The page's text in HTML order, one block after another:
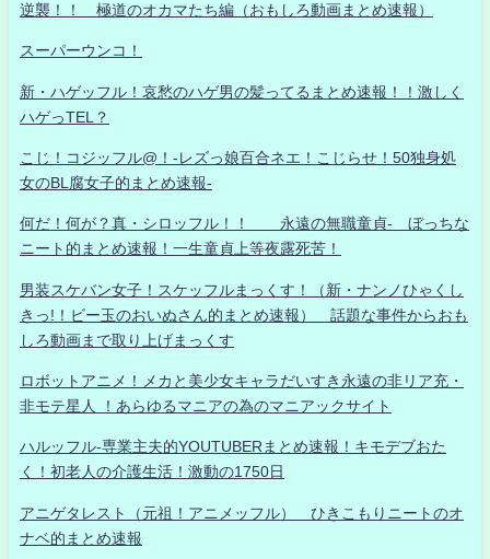
逆襲！！ 極道のオカマたち編（おもしろ動画まとめ速報）
スーパーウンコ！
新・ハゲッフル！哀愁のハゲ男の髪ってるまとめ速報！！激しく
ハゲっTEL？
こじ！コジッフル@！-レズっ娘百合ネエ！こじらせ！50独身処
女のBL腐女子的まとめ速報-
何だ！何が？真・シロッフル！！ 永遠の無職童貞- ぼっちな
ニート的まとめ速報！一生童貞上等夜露死苦！
男装スケバン女子！スケッフルまっくす！（新・ナンノひゃくし
きっ!！ビー玉のおいぬさん的まとめ速報） 話題な事件からおも
しろ動画まで取り上げまっくす
ロボットアニメ！メカと美少女キャラだいすき永遠の非リア充・
非モテ星人 ！あらゆるマニアの為のマニアックサイト
ハルッフル-専業主夫的YOUTUBERまとめ速報！キモデブおた
く！初老人の介護生活！激動の1750日
アニゲタレスト（元祖！アニメッフル） ひきこもりニートのオ
ナベ的まとめ速報